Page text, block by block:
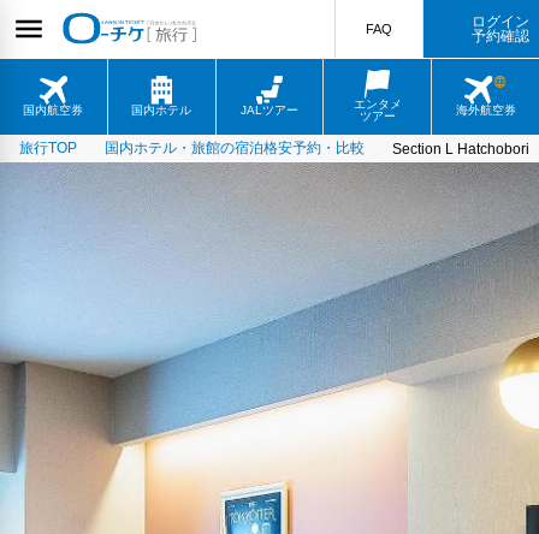
国内航空券 国内ホテル JALツアー
エンタメ
ツアー
海外航空券
FAQ
ログイン
予約確認
旅行TOP 国内ホテル・旅館の宿泊格安予約・比較 Section L Hatchobori